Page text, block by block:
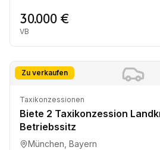
30.000 €
VB
Zu verkaufen
Taxikonzessionen
Biete 2 Taxikonzession
Betriebssitz
München, Bayern